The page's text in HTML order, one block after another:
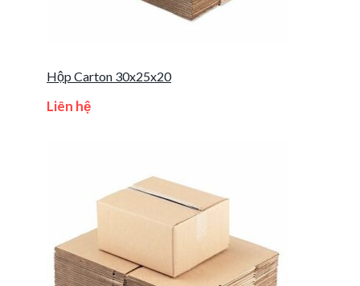
Hộp Carton 30x25x20
Liên hệ